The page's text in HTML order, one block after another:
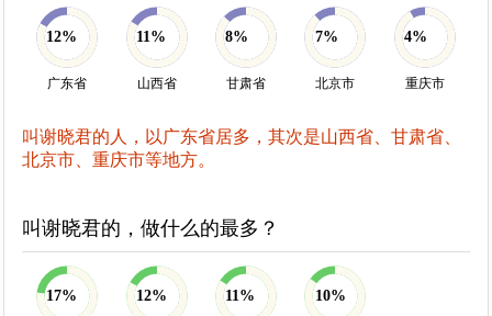
12%
广东省
11%
山西省
8%
甘肃省
7%
北京市
4%
重庆市
叫谢晓君的人，以广东省居多，其次是山西省、甘肃省、
北京市、重庆市等地方。
叫谢晓君的，做什么的最多？
17% 12% 11% 10%